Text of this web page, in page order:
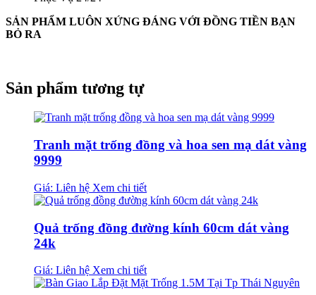
SẢN PHẨM LUÔN XỨNG ĐÁNG VỚI ĐỒNG TIỀN BẠN
BỎ RA
Sản phẩm tương tự
Tranh mặt trống đồng và hoa sen mạ dát vàng
9999
Giá: Liên hệ Xem chi tiết
Quả trống đồng đường kính 60cm dát vàng
24k
Giá: Liên hệ Xem chi tiết